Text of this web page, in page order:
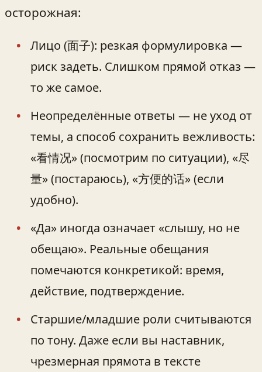
осторожная:
Лицо (面子): резкая формулировка —
риск задеть. Слишком прямой отказ —
то же самое.
Неопределённые ответы — не уход от
темы, а способ сохранить вежливость:
«看情况» (посмотрим по ситуации), «尽
量» (постараюсь), «方便的话» (если
удобно).
«Да» иногда означает «слышу, но не
обещаю». Реальные обещания
помечаются конкретикой: время,
действие, подтверждение.
Старшие/младшие роли считываются
по тону. Даже если вы наставник,
чрезмерная прямота в тексте